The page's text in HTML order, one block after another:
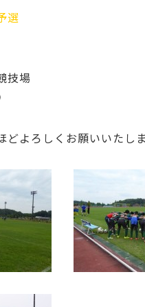
選
技場
どよろしくお願いいたし